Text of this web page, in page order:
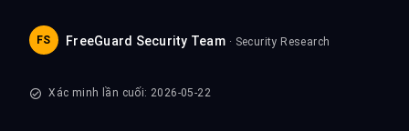
FS FreeGuard Security Team · Security Research
Xác minh lần cuối: 2026-05-22